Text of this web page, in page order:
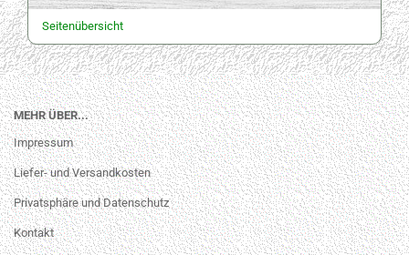
Seitenübersicht
MEHR ÜBER...
Impressum
Liefer- und Versandkosten
Privatsphäre und Datenschutz
Kontakt